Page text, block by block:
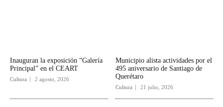
Inauguran la exposición “Galería
Principal” en el CEART
Cultura 2 agosto, 2026
Municipio alista actividades por el
495 aniversario de Santiago de
Querétaro
Cultura 21 julio, 2026